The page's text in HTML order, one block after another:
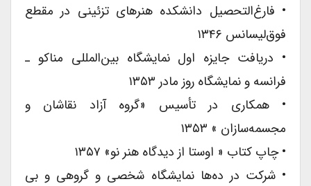
• فارغ‌التحصیل دانشکده هنرهاى تزئینى در مقطع
فوق‌لیسانس ۱۳۴۶
• دریافت جایزه اول نمایشگاه بین‌المللی مناکو ـ
فرانسه و نمایشگاه روز مادر ۱۳۵۳
• همکارى در تأسیس «گروه آزاد نقاشان و
مجسمه‌سازان » ۱۳۵۳
• چاپ کتاب « اوستا از دیدگاه هنر نو» ۱۳۵۷
• شرکت در ده‌ها نمایشگاه شخصى و گروهى و بى